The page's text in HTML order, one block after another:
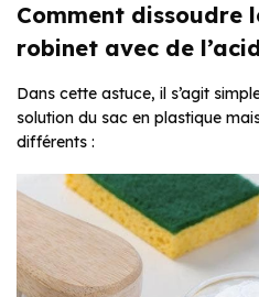
Comment dissoudre
robinet avec de
Dans cette astuce, il s’agit
solution du sac en plastique
différents :